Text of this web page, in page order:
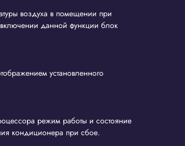
воздуха в помещении при
данной функции блок
установленного
режим работы и состояние
кондиционера при сбое.